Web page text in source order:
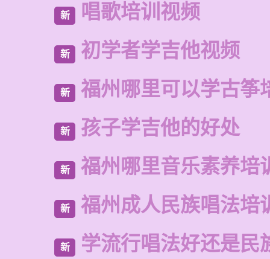
新 唱歌培训视频
新 初学者学吉他视频
新 福州哪里可以学古筝
新 孩子学吉他的好处
新 福州哪里音乐素养培
新 福州成人民族唱法培
新 学流行唱法好还是民